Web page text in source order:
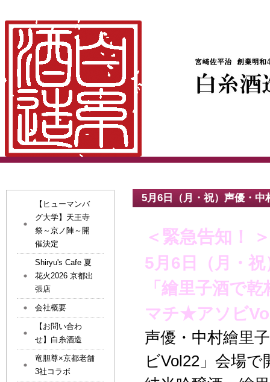
5月6日（月・祝）声優・
＜緊急告知！
＞
5月6日（月・
「繪里子酒で乾
マチ★アソビ
声優・中村繪里
ビVol22」会場
【ヒューマンバ
グ大学】天王寺
祭～京ノ陣～開
催決定
Shiryu's Cafe 夏
花火2026 京都出
張店
会社概要
【お問い合わ
せ】白糸酒造
竜胆尊×京都老舗
3社コラボ